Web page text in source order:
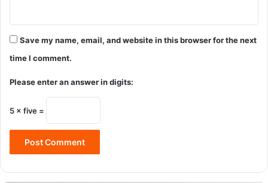
Save my name, email, and website in this browser for the next
time I comment.
Please enter an answer in digits:
5 × five =